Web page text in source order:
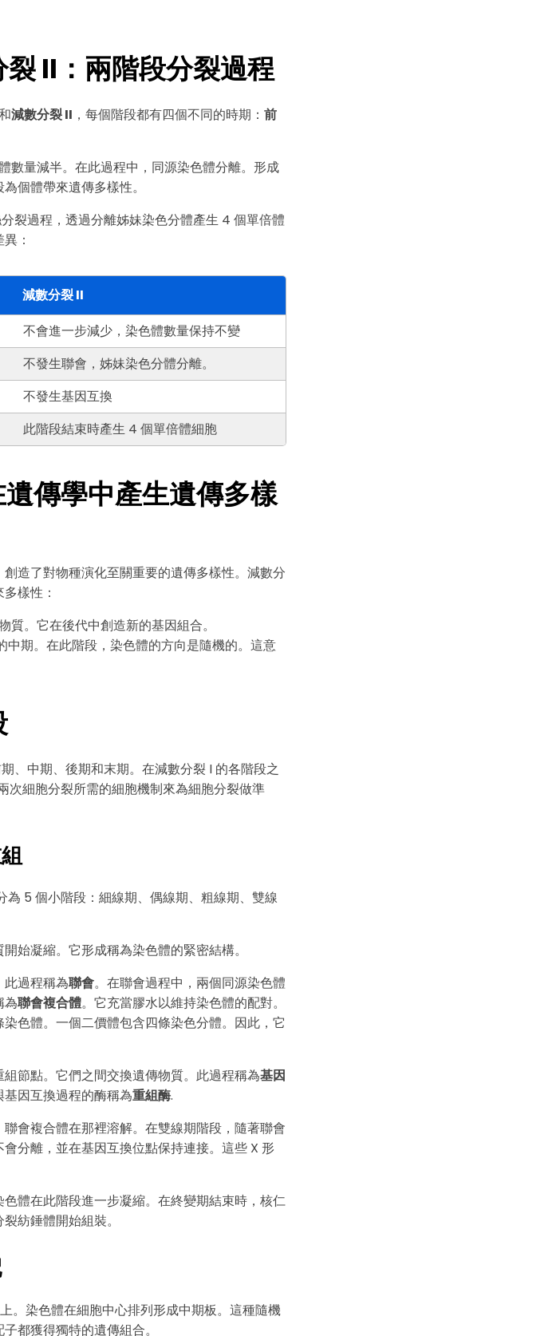
II：兩階段分裂過程
減數分裂 II ，每個階段都有四個不同的時期： 前
數量減半。在此過程中，同源染色體分離。形成
個體帶來遺傳多樣性。
裂過程，透過分離姊妹染色分體產生 4 個單倍體
：
減數分裂 II
不會進一步減少，染色體數量保持不變
不發生聯會，姊妹染色分體分離。
不發生基因互換
此階段結束時產生 4 個單倍體細胞
傳學中產生遺傳多樣
造了對物種演化至關重要的遺傳多樣性。減數分
樣性：
質。它在後代中創造新的基因組合。
中期。在此階段，染色體的方向是隨機的。這意
、中期、後期和末期。在減數分裂 I 的各階段之
次細胞分裂所需的細胞機制來為細胞分裂做準
為 5 個小階段：細線期、偶線期、粗線期、雙線
始凝縮。它形成稱為染色體的緊密結構。
過程稱為聯會。在聯會過程中，兩個同源染色體
為聯會複合體。它充當膠水以維持染色體的配對。
色體。一個二價體包含四條染色分體。因此，它
節點。它們之間交換遺傳物質。此過程稱為基因
因互換過程的酶稱為重組酶.
會複合體在那裡溶解。在雙線期階段，隨著聯會
分離，並在基因互換位點保持連接。這些 X 形
體在此階段進一步凝縮。在終變期結束時，核仁
紡錘體開始組裝。
。染色體在細胞中心排列形成中期板。這種隨機
都獲得獨特的遺傳組合。
Wondershare
EdrawMax
支援超過 210 種圖表類型的全方位平台。
・ 提供 20,000+ 款免費範本 & 26,000+ 個專用符號
・ 內建 40 多種 AI 圖表生成器與工具
・ 深度整合 Nano Banana Pro
免費下載 免費綫上試用